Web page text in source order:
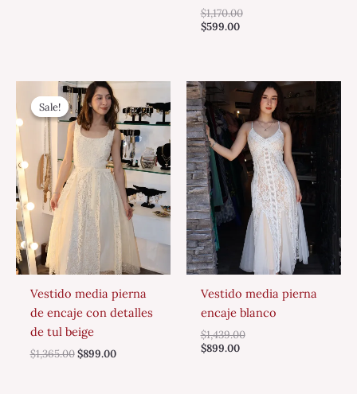
$1,170.00
$599.00
Sale!
Sale!
Vestido media pierna
de encaje con detalles
de tul beige
$1,365.00
Original
price
was:
$1,365.00.
$899.00
price
is:
$899.00.
Vestido media pierna
encaje blanco
$1,439.00
$899.00